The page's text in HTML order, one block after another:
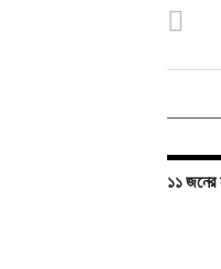
১১ জনের